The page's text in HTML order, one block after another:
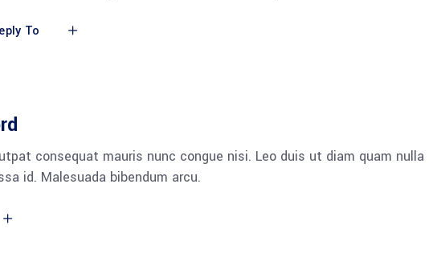
To
consequat mauris nunc congue nisi. Leo duis ut diam quam nulla
id. Malesuada bibendum arcu.